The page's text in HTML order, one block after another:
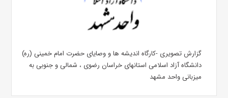
گزارش تصویری -کارگاه اندیشه ها و وصایای حضرت امام خمینی (ره)
دانشگاه آزاد اسلامی استانهای خراسان رضوی ، شمالی و جنوبی به
میزبانی واحد مشهد